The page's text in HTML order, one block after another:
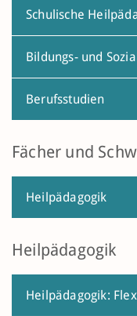
Schulische
Bildungs- und
Berufsstudien
Fächer und
Heilpädagogik
Heilpädagogik
Heilpädagogik: